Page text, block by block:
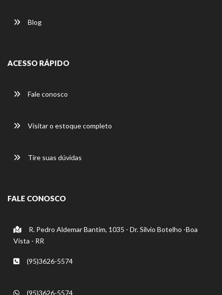
Blog
ACESSO RÁPIDO
Fale conosco
Visitar o estoque completo
Tire suas dúvidas
FALE CONOSCO
R. Pedro Aldemar Bantim, 1035 - Dr. Silvio Botelho -Boa
Vista - RR
(95)3626-5574
(95)3626-5574